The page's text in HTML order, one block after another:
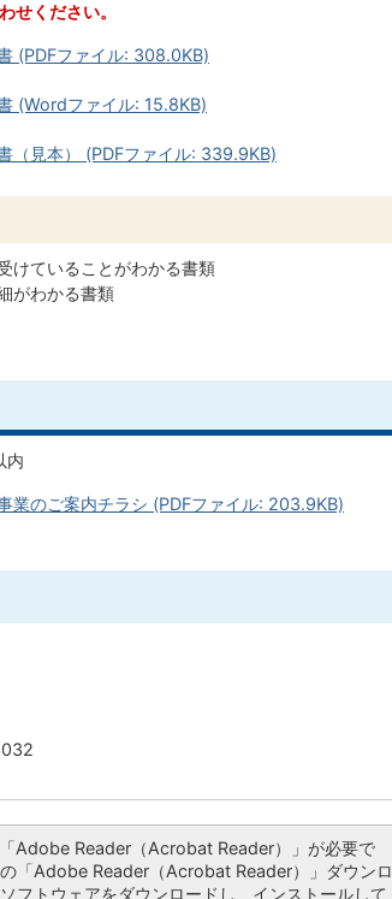
せください。
(PDFファイル: 308.0KB)
(Wordファイル: 15.8KB)
（見本） (PDFファイル: 339.9KB)
けていることがわかる書類
がわかる書類
内
業のご案内チラシ (PDFファイル: 203.9KB)
Adobe Reader（Acrobat Reader）」が必要で
「Adobe Reader（Acrobat Reader）」ダウンロ
フトウェアをダウンロードし、インストールして